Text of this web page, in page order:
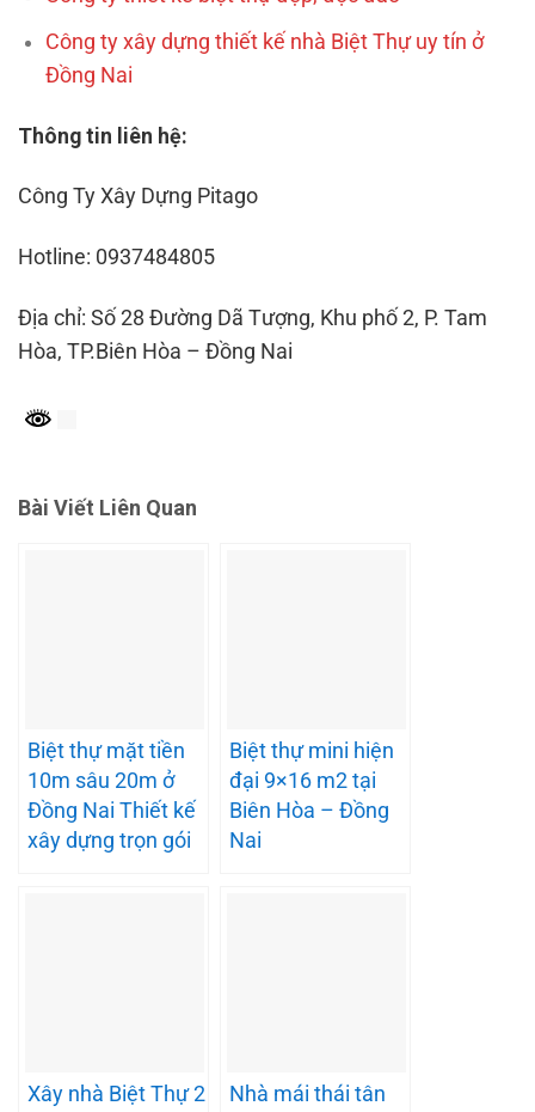
Công ty xây dựng thiết kế nhà Biệt Thự uy tín ở
Đồng Nai
Thông tin liên hệ:
Công Ty Xây Dựng Pitago
Hotline: 0937484805
Địa chỉ: Số 28 Đường Dã Tượng, Khu phố 2, P. Tam
Hòa, TP.Biên Hòa – Đồng Nai
Bài Viết Liên Quan
Biệt thự mặt tiền
10m sâu 20m ở
Đồng Nai Thiết kế
xây dựng trọn gói
Biệt thự mini hiện
đại 9×16 m2 tại
Biên Hòa – Đồng
Nai
Xây nhà Biệt Thự 2
Nhà mái thái tân